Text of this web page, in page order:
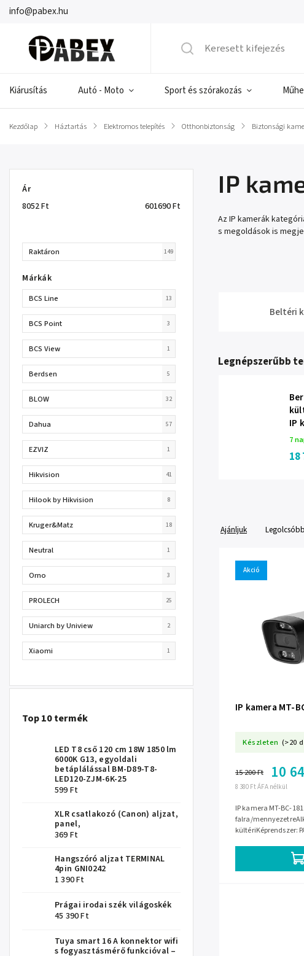
info@pabex.hu
Kiárusítás Autó - Moto Sport és szórakozás
Kezdőlap / Háztartás / Elektromos telepítés / Otthonbiztonság / Biztonsági
Ár
8052Ft 601690Ft
Raktáron 149
Márkák
BCS Line 13
BCS Point 3
BCS View 1
Berdsen 5
BLOW 32
Dahua 57
EZVIZ 1
Hikvision 41
Hilook by Hikvision 8
Kruger&Matz 18
Neutral 1
Orno 3
PROLECH 25
Uniarch by Uniview 2
Xiaomi 1
Top 10 termék
LED T8 cső 120 cm 18W 1850 lm
6000K G13, egyoldali
betáplálással BM-D89-T8-
LED120-ZJM-6K-25
599 Ft
XLR csatlakozó (Canon) aljzat,
panel,
369 Ft
Hangszóró aljzat TERMINAL
4pin GNI0242
1 390 Ft
Prágai irodai szék világoskék
45 390 Ft
Tuya smart 16 A konnektor wifi
s fogyasztásmérő funkcióval –
IP
Az IP kamerák
s megoldások is
Beltéri
Legnépszerűbb
IP
7
18
Ajánljuk
Akció
IP kamera MT-
Készleten (>20
8 380 Ft ÁFA nélkül
15 200 Ft 10
IP kamera MT-BC-
falra/
kültériKéprendszer: